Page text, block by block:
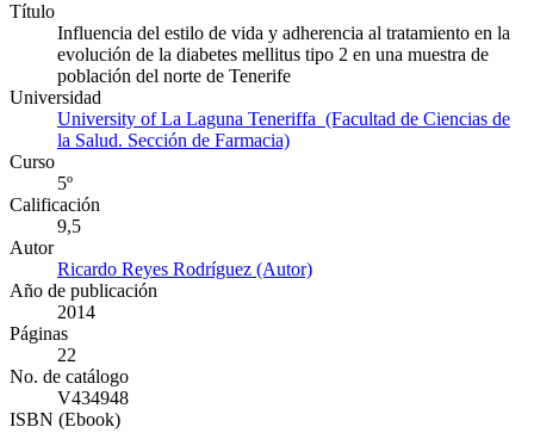
Título
Influencia del estilo de vida y adherencia al tratamiento en la
evolución de la diabetes mellitus tipo 2 en una muestra de
población del norte de Tenerife
Universidad
University of La Laguna Teneriffa (Facultad de Ciencias de
la Salud. Sección de Farmacia)
Curso
5º
Calificación
9,5
Autor
Ricardo Reyes Rodríguez (Autor)
Año de publicación
2014
Páginas
22
No. de catálogo
V434948
ISBN (Ebook)